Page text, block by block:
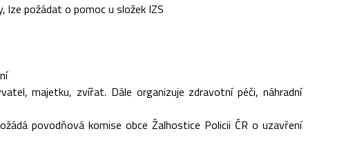
lze požádat o pomoc u složek IZS
majetku, zvířat. Dále organizuje zdravotní péči, náhradní
povodňová komise obce Žalhostice Policii ČR o uzavření